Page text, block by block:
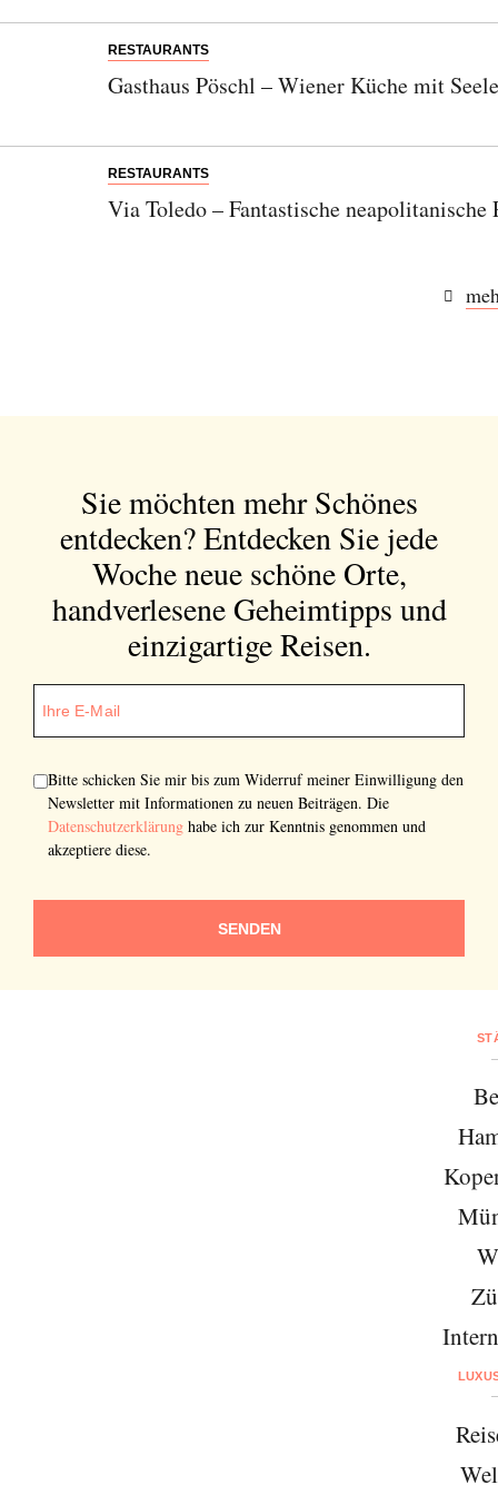
RESTAURANTS
Gasthaus Pöschl – Wiener Küche mit
RESTAURANTS
Via Toledo – Fantastische
Sie möchten mehr Schönes
entdecken?Entdecken Sie jede
Woche neue schöne Orte,
handverlesene Geheimtipps und
einzigartige Reisen.
Bitte schicken Sie mir bis zum Widerruf meiner Einwilligung den
Newsletter mit Informationen zu neuen Beiträgen. Die
Datenschutzerklärung habe ich zur Kenntnis genommen und
akzeptiere diese.
SENDEN